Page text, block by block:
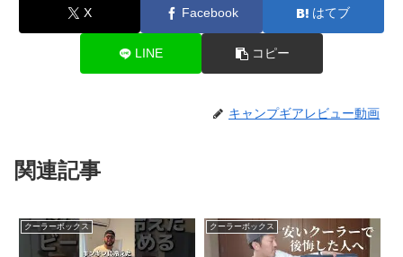
X Facebook はてブ
LINE コピー
キャンプギアレビュー動画
関連記事
クーラーボックス クーラーボックス